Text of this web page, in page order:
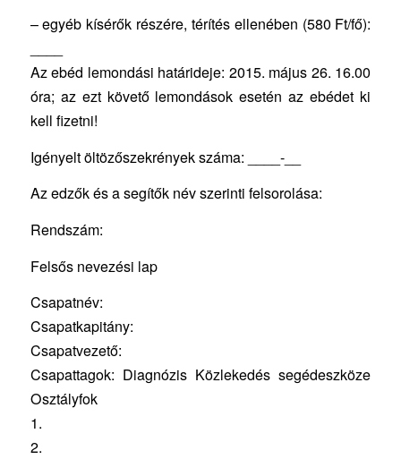
– egyéb kísérők részére, térítés ellenében (580 Ft/fő):
Az ebéd lemondási határideje: 2015. május 26. 16.00
óra; az ezt követő lemondások esetén az ebédet ki
kell fizetni!
Igényelt öltözőszekrények száma: ____-__
Az edzők és a segítők név szerinti felsorolása:
Rendszám:
Felsős nevezési lap
Csapatnév:
Csapatkapitány:
Csapatvezető:
Csapattagok: Diagnózis Közlekedés segédeszköze
Osztályfok
1.
2.